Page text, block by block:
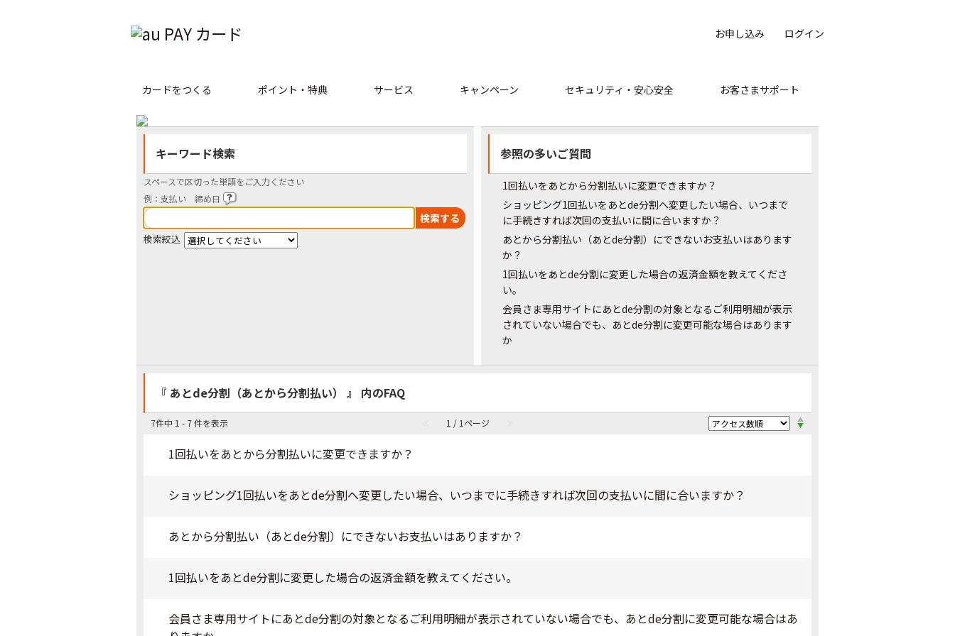
お申し込み ログイン
カードをつくる ポイント・特典 サービス キャンペーン セキュリティ・安心安全 お客さまサポート
参照の多いご質問
1回払いをあとから分割払いに変更できますか？
ショッピング1回払いをあとde分割へ変更したい場合、いつまで
に手続きすれば次回の支払いに間に合いますか？
あとから分割払い（あとde分割）にできないお支払いはあります
か？
1回払いをあとde分割に変更した場合の返済金額を教えてくださ
い。
会員さま専用サイトにあとde分割の対象となるご利用明細が表示
されていない場合でも、あとde分割に変更可能な場合はあります
か
キーワード検索
スペースで区切った単語をご入力ください
例：支払い 締め日
検索絞込
『 あとde分割（あとから分割払い） 』 内のFAQ
7件中 1 - 7 件を表示 1 / 1ページ
1回払いをあとから分割払いに変更できますか？
ショッピング1回払いをあとde分割へ変更したい場合、いつまでに手続きすれば次回の支払いに間に合いますか？
あとから分割払い（あとde分割）にできないお支払いはありますか？
1回払いをあとde分割に変更した場合の返済金額を教えてください。
会員さま専用サイトにあとde分割の対象となるご利用明細が表示されていない場合でも、あとde分割に変更可能な場合はあ